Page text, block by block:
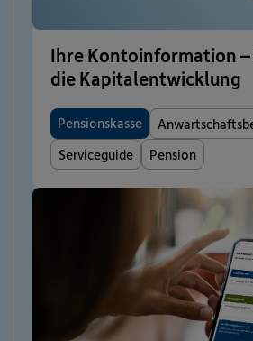
Ihre Kontoinformation
die Kapitalentwicklung
Pensionskasse
Serviceguide
Pension